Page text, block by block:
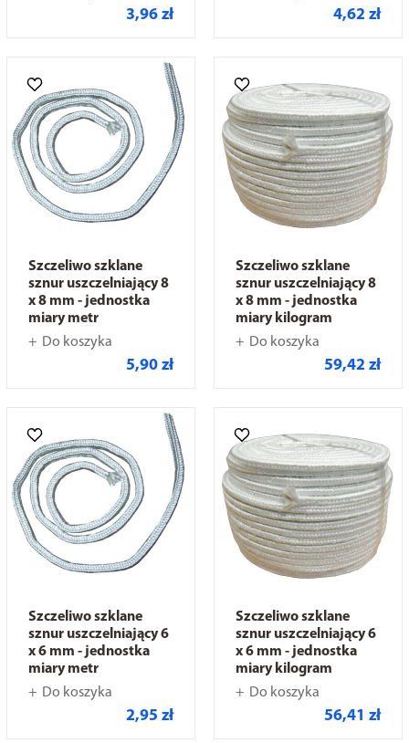
3,96 zł 4,62 zł
Szczeliwo szklane
sznur uszczelniający 8
x 8 mm - jednostka
miary metr
Do koszyka
5,90 zł
Szczeliwo szklane
sznur uszczelniający 8
x 8 mm - jednostka
miary kilogram
Do koszyka
59,42 zł
Szczeliwo szklane
sznur uszczelniający 6
x 6 mm - jednostka
miary metr
Do koszyka
2,95 zł
Szczeliwo szklane
sznur uszczelniający 6
x 6 mm - jednostka
miary kilogram
Do koszyka
56,41 zł